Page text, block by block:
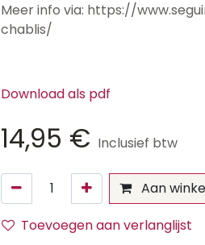
Meer info via: https://
chablis/
Download als pdf
14,95 € Inclusief btw
Aan
Toevoegen aan verlanglijst